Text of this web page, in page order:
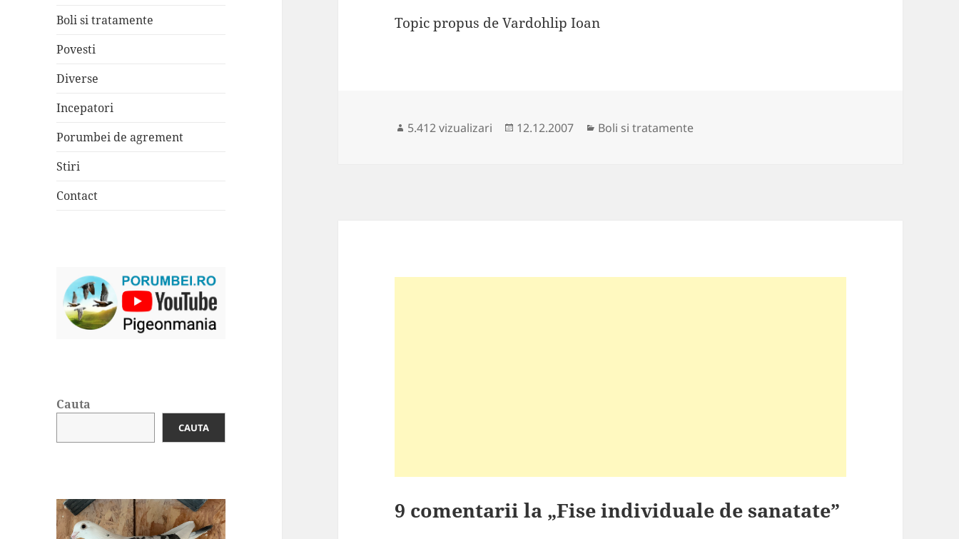
Boli si tratamente
Povesti
Diverse
Incepatori
Porumbei de agrement
Stiri
Contact
Cauta
CAUTA
Topic propus de Vardohlip Ioan
5.412 vizualizari
Publicat
12.12.2007 Categorii
Boli si tratamente
9 comentarii la „Fise individuale de sanatate”